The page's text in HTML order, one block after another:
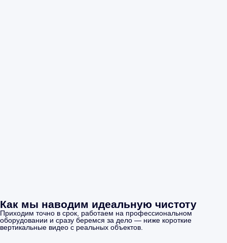
Как мы наводим идеальную чистоту
Приходим точно в срок, работаем на профессиональном
оборудовании и сразу беремся за дело — ниже короткие
вертикальные видео с реальных объектов.